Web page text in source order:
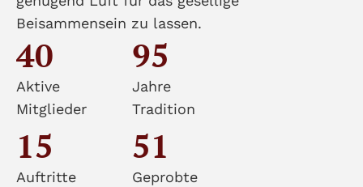
Beisammensein zu lassen.
40
Aktive
Mitglieder
95
Jahre
Tradition
15
Auftritte
51
Geprobte